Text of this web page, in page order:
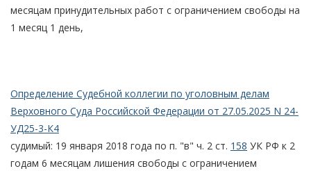
месяцам принудительных работ с ограничением свободы на
1 месяц 1 день,
Определение Судебной коллегии по уголовным делам
Верховного Суда Российской Федерации от 27.05.2025 N 24-
УД25-3-К4
судимый: 19 января 2018 года по п. "в" ч. 2 ст. 158 УК РФ к 2
годам 6 месяцам лишения свободы с ограничением